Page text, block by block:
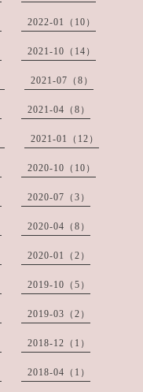
2022-01（10）
2021-10（14）
2021-07（8）
2021-04（8）
2021-01（12）
2020-10（10）
2020-07（3）
2020-04（8）
2020-01（2）
2019-10（5）
2019-03（2）
2018-12（1）
2018-04（1）